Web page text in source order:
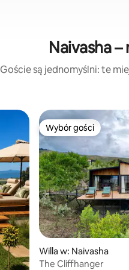
Naivasha
Goście są jednomyślni: te
Wybór gości
Wybór gości
Willa w: Naivasha
The Cliffhanger